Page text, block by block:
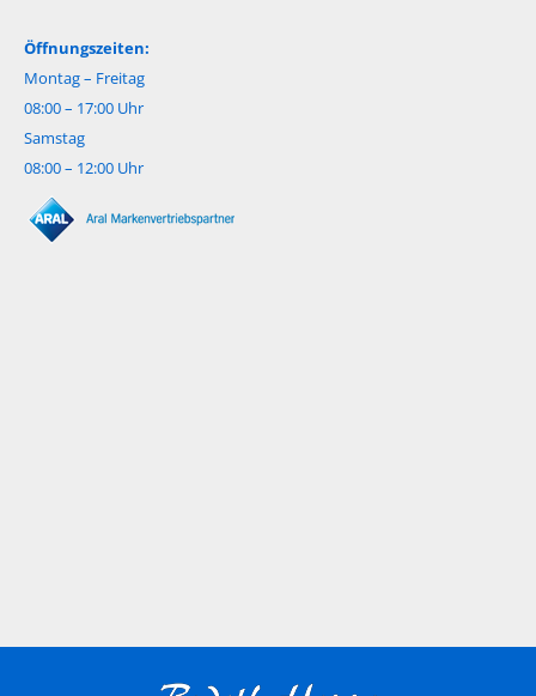
Öffnungszeiten:
Montag – Freitag
08:00 – 17:00 Uhr
Samstag
08:00 – 12:00 Uhr